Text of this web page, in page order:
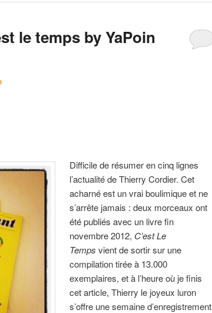
le temps by YaPoin
Difficile de résumer en cinq lignes
l’actualité de Thierry Cordier. Cet
acharné est un vrai boulimique et ne
s’arrête jamais : deux morceaux ont
été publiés avec un livre fin
novembre 2012, C’est Le
Temps vient de sortir sur une
compilation tirée à 13.000
exemplaires, et à l’heure où je finis
cet article, Thierry le joyeux luron
s’offre une semaine d’enregistrement